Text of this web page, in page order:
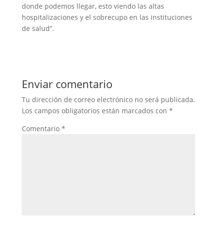
donde podemos llegar, esto viendo las altas
hospitalizaciones y el sobrecupo en las instituciones
de salud”.
Enviar comentario
Tu dirección de correo electrónico no será publicada.
Los campos obligatorios están marcados con *
Comentario *